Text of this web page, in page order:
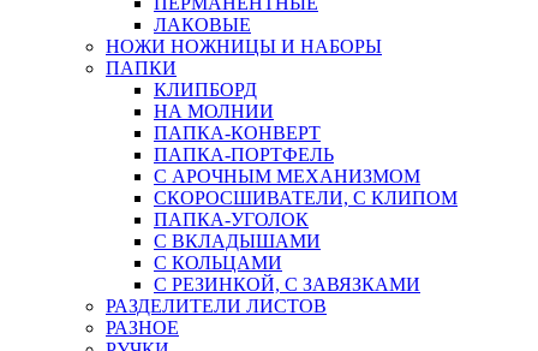
ЛАКОВЫЕ
НОЖИ НОЖНИЦЫ И НАБОРЫ
ПАПКИ
КЛИПБОРД
НА МОЛНИИ
ПАПКА-КОНВЕРТ
ПАПКА-ПОРТФЕЛЬ
С АРОЧНЫМ МЕХАНИЗМОМ
СКОРОСШИВАТЕЛИ, С КЛИПОМ
ПАПКА-УГОЛОК
С ВКЛАДЫШАМИ
С КОЛЬЦАМИ
С РЕЗИНКОЙ, С ЗАВЯЗКАМИ
РАЗДЕЛИТЕЛИ ЛИСТОВ
РАЗНОЕ